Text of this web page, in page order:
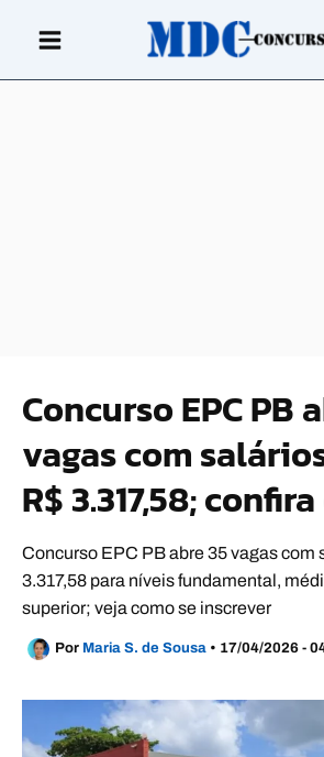
Concurso EPC PB
vagas com
R$ 3.317,58;
Concurso EPC PB abre 35 vagas com
3.317,58 para níveis fundamental,
superior; veja como se inscrever
Por Maria S. de Sousa • 17/04/2026 -